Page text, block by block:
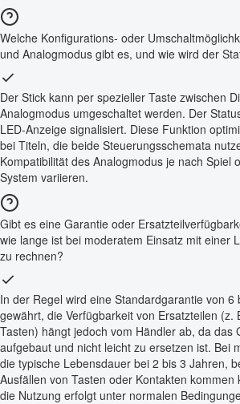
Welche Konfigurations- oder
und Analogmodus gibt es, und wie wird der
Der Stick kann per spezieller Taste zwischen
Analogmodus umgeschaltet werden. Der
LED-Anzeige signalisiert. Diese Funktion
bei Titeln, die beide Steuerungsschemata
Kompatibilität des Analogmodus je nach Spiel
System variieren.
Gibt es eine Garantie oder
wie lange ist bei moderatem Einsatz mit einer
zu rechnen?
In der Regel wird eine Standardgarantie von 6
gewährt, die Verfügbarkeit von Ersatzteilen (z.
Tasten) hängt jedoch vom Händler ab, da das
aufgebaut und nicht leicht zu ersetzen ist. Bei
die typische Lebensdauer bei 2 bis 3 Jahren,
Ausfällen von Tasten oder Kontakten kommen
die Nutzung erfolgt unter normalen